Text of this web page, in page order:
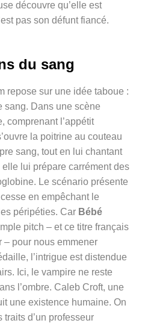
découvre qu’elle est
pas son défunt fiancé.
du sang
repose sur une idée taboue :
sang. Dans une scène
comprenant l’appétit
la poitrine au couteau
sang, tout en lui chantant
lui prépare carrément des
Le scénario présente
en empêchant le
péripéties. Car Bébé
pitch – et ce titre français
– pour nous emmener
l’intrigue est distendue
Ici, le vampire ne reste
l’ombre. Caleb Croft, une
une existence humaine. On
traits d’un professeur